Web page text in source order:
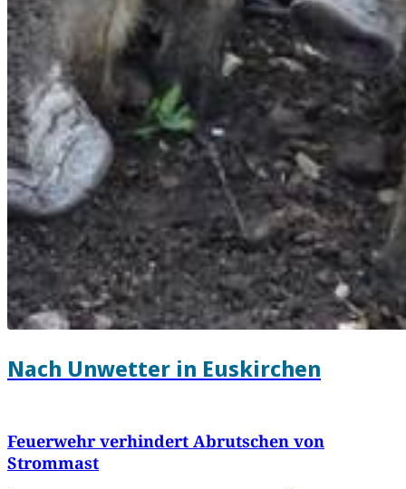
Nach Unwetter in Euskirchen
Feuerwehr verhindert Abrutschen von
Strommast